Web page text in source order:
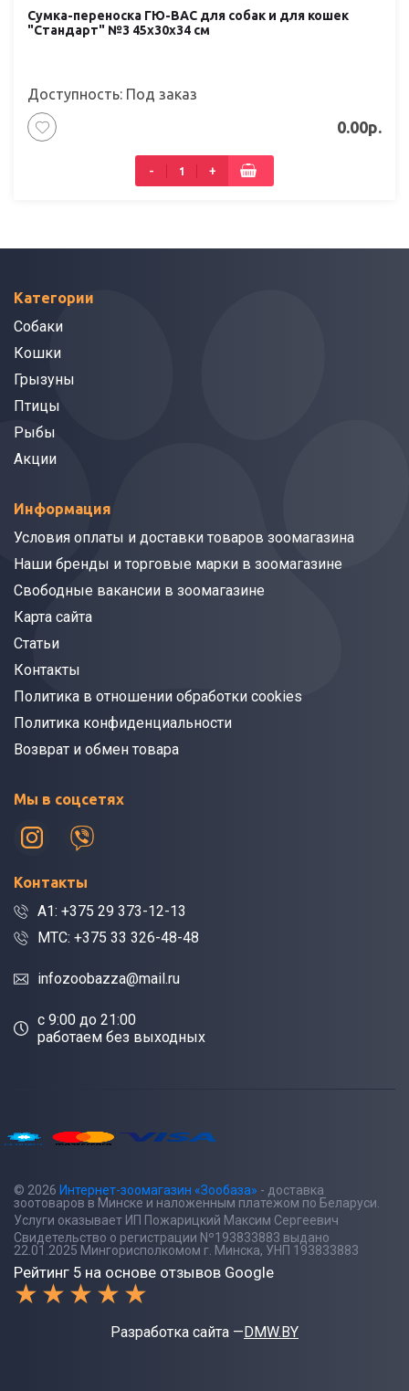
Сумка-переноска ГЮ-ВАС для собак и для кошек
"Стандарт" №3 45х30х34 см
Доступность: Под заказ
0.00р.
- +
Категории
Собаки
Кошки
Грызуны
Птицы
Рыбы
Акции
Информация
Условия оплаты и доставки товаров зоомагазина
Наши бренды и торговые марки в зоомагазине
Свободные вакансии в зоомагазине
Карта сайта
Статьи
Контакты
Политика в отношении обработки cookies
Политика конфиденциальности
Возврат и обмен товара
Мы в соцсетях
Контакты
A1: +375 29 373-12-13
МТС: +375 33 326-48-48
infozoobazza@mail.ru
c 9:00 до 21:00
работаем без выходных
© 2026 Интернет-зоомагазин «Зообаза» - доставка
зоотоваров в Минске и наложенным платежом по Беларуси.
Услуги оказывает ИП Пожарицкий Максим Сергеевич
Свидетельство о регистрации Nº193833883 выдано
22.01.2025 Мингорисполкомом г. Минска, УНП 193833883
Рейтинг 5 на основе отзывов Google
Разработка сайта —DMW.BY